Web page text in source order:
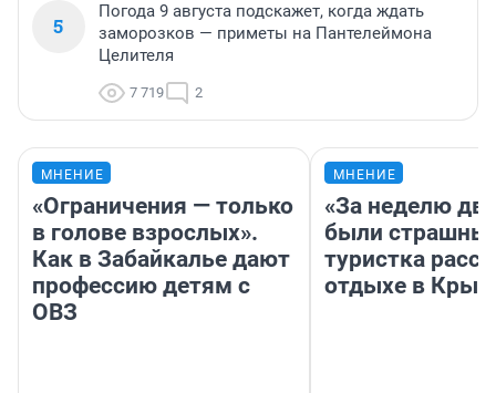
5
Погода 9 августа подскажет, когда ждать
заморозков — приметы на Пантелеймона
Целителя
7 719 2
МНЕНИЕ
«Ограничения — только
в голове взрослых».
Как в Забайкалье дают
профессию детям с
ОВЗ
МНЕНИЕ
«За неделю
были
туристка
отдыхе в